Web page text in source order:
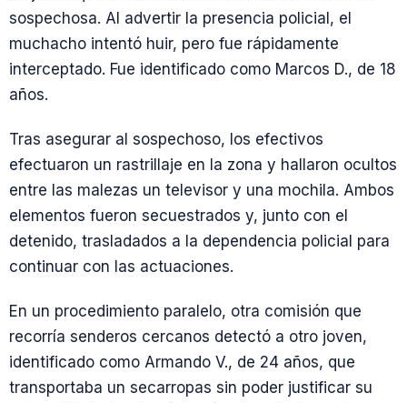
sospechosa. Al advertir la presencia policial, el
muchacho intentó huir, pero fue rápidamente
interceptado. Fue identificado como Marcos D., de 18
años.
Tras asegurar al sospechoso, los efectivos
efectuaron un rastrillaje en la zona y hallaron ocultos
entre las malezas un televisor y una mochila. Ambos
elementos fueron secuestrados y, junto con el
detenido, trasladados a la dependencia policial para
continuar con las actuaciones.
En un procedimiento paralelo, otra comisión que
recorría senderos cercanos detectó a otro joven,
identificado como Armando V., de 24 años, que
transportaba un secarropas sin poder justificar su